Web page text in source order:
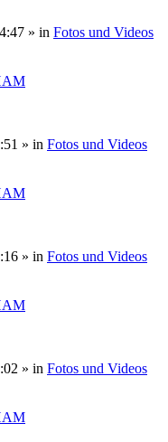
» in Fotos und Videos
» in Fotos und Videos
» in Fotos und Videos
» in Fotos und Videos